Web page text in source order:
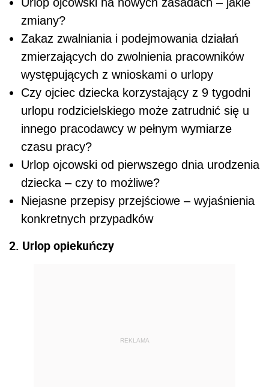
zmiany?
Zakaz zwalniania i podejmowania działań
zmierzających do zwolnienia pracowników
występujących z wnioskami o urlopy
Czy ojciec dziecka korzystający z 9 tygodni
urlopu rodzicielskiego może zatrudnić się u
innego pracodawcy w pełnym wymiarze
czasu pracy?
Urlop ojcowski od pierwszego dnia urodzenia
dziecka – czy to możliwe?
Niejasne przepisy przejściowe – wyjaśnienia
konkretnych przypadków
2. Urlop opiekuńczy
REKLAMA